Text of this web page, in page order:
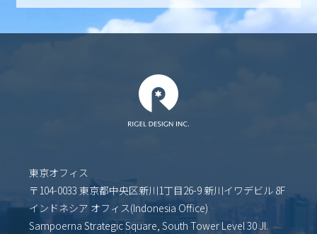
東京オフィス
〒104-0033 東京都中央区新川1丁目26-9 新川イワデビル 8F
インドネシア オフィス(Indonesia Office)
Sampoerna Strategic Square, South Tower Level 30 Jl.